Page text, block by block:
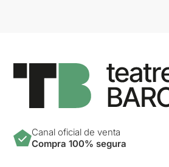
Canal oficial de venta
Compra 100% segura